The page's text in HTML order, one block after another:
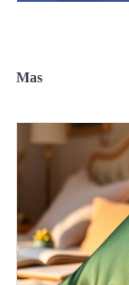
Mas